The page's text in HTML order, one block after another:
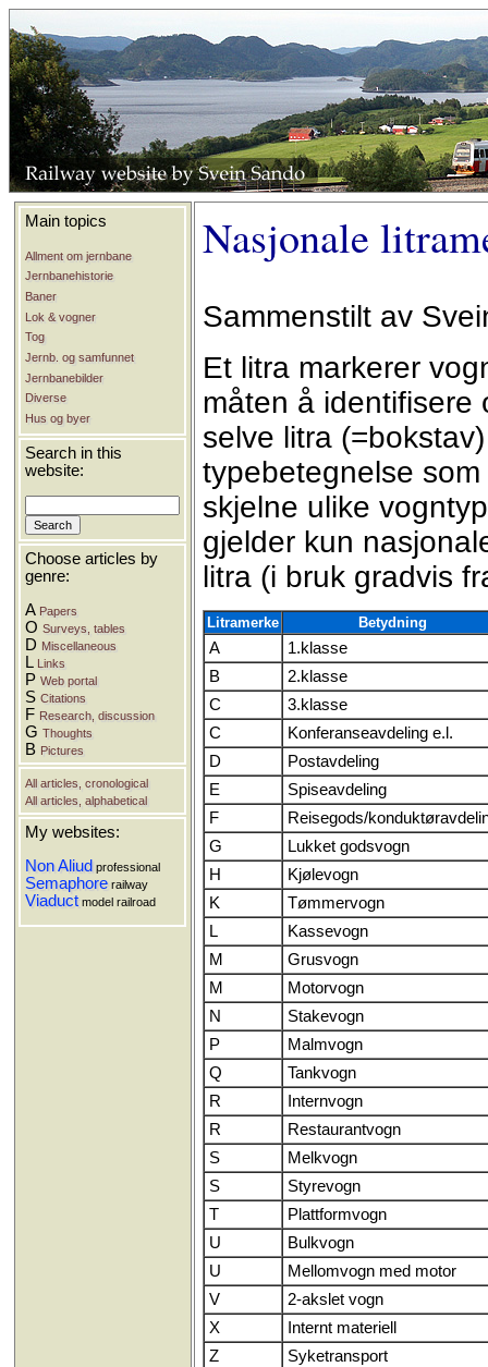
Main topics
Allment om jernbane
Jernbanehistorie
Baner
Lok & vogner
Tog
Jernb. og samfunnet
Jernbanebilder
Diverse
Hus og byer
Search in this
website:
Choose articles by
genre:
A Papers
OSurveys, tables
D Miscellaneous
L Links
PWeb portal
SCitations
F Research, discussion
GThoughts
B Pictures
All articles, cronological
All articles, alphabetical
My websites:
Non Aliud professional
Semaphore railway
Viaduct model railroad
Nasjonale
Sammenstilt av
Et litra markerer
måten å identifisere
selve litra
typebetegnelse
skjelne ulike
gjelder kun
litra (i bruk gradvis
Litramerke Betydning
A
1.klasse
B
2.klasse
C
3.klasse
C
Konferanseavdeling e.l.
D
Postavdeling
E
Spiseavdeling
F
Reisegods/
G
Lukket godsvogn
H
Kjølevogn
K
Tømmervogn
L
Kassevogn
M
Grusvogn
M
Motorvogn
N
Stakevogn
P
Malmvogn
Q
Tankvogn
R
Internvogn
R
Restaurantvogn
S
Melkvogn
S
Styrevogn
T
Plattformvogn
U
Bulkvogn
U
Mellomvogn med motor
V
2-akslet vogn
X
Internt materiell
Z
Syketransport